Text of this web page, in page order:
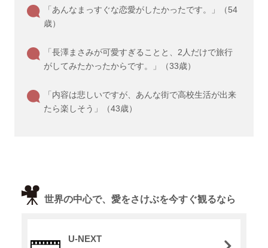
「あんなまっすぐな恋愛がしたかったです。」（54
歳）
「長澤まさみが可愛すぎることと、2人だけで旅行
がしてみたかったからです。」（33歳）
「内容は悲しいですが、あんな街で高校生活が出来
たら楽しそう」（43歳）
世界の中心で、愛をさけぶを今すぐ観るなら
U-NEXT